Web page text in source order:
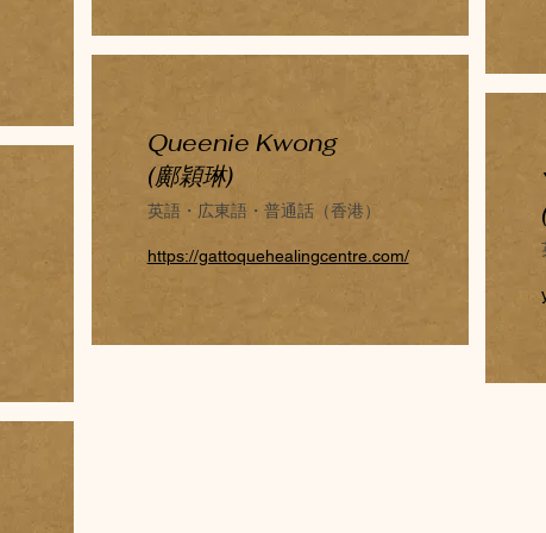
Queenie Kwong
(鄺穎琳)
英語・広東語・普通話（香港）
https://gattoquehealingcentre.com/